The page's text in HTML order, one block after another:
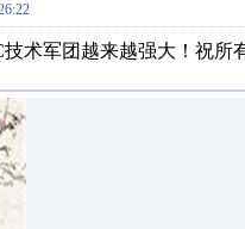
术军团越来越强大！祝